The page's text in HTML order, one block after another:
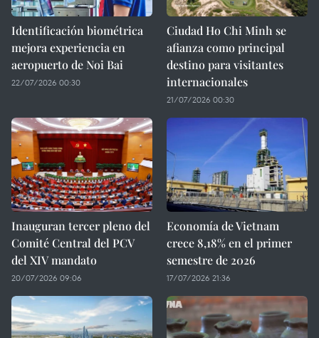
Identificación biométrica
mejora experiencia en
aeropuerto de Noi Bai
22/07/2026 00:30
Ciudad Ho Chi Minh se
afianza como principal
destino para visitantes
internacionales
21/07/2026 00:30
Inauguran tercer pleno del
Comité Central del PCV
del XIV mandato
20/07/2026 09:06
Economía de Vietnam
crece 8,18% en el primer
semestre de 2026
17/07/2026 21:36